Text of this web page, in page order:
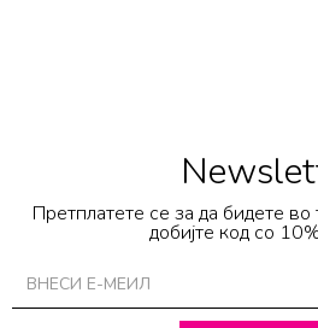
Претплатете се за да бидете
добијте код со